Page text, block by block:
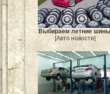
Выбираем летние
[Авто новости]